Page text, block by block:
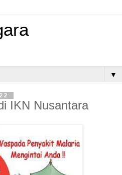
▼
IKN Nusantara